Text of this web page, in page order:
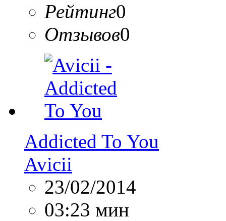
Рейтинг0
Отзывов0
Addicted To You
Avicii
23/02/2014
03:23 мин